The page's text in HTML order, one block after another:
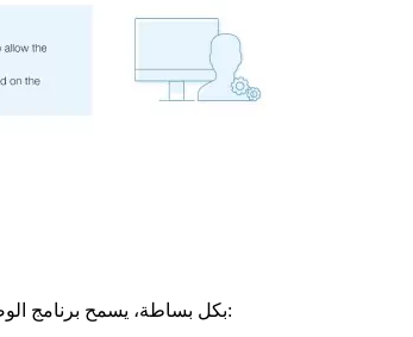
بكل بساطة، يسمح برنامج الوصول غير المراقب عن بُعد للشركات بالسيطرة الكاملة على مجموعات أجهزتها، من خلال تسهيل: